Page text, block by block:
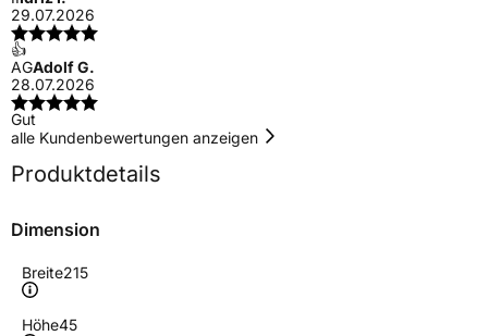
29.07.2026
👍
AGAdolf G.
28.07.2026
Gut
alle Kundenbewertungen anzeigen
Produktdetails
Dimension
Breite215
Höhe45